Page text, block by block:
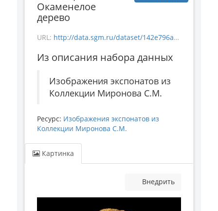
Окаменелое
дерево
URL: http://data.sgm.ru/dataset/142e796a-f892-44db-b797-21e7db2cd5ea/resource/4c644fe5-400e-4ae3-9651-2270aa9b74ab/download/mineral_63361.jpg
Из описания набора данных
Изображения экспонатов из
Коллекции Миронова С.М.
Ресурс: Изображения экспонатов из
Коллекции Миронова С.М.
Картинка
Внедрить